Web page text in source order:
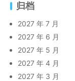
归档
2027 年 7 月
2027 年 6 月
2027 年 5 月
2027 年 4 月
2027 年 3 月